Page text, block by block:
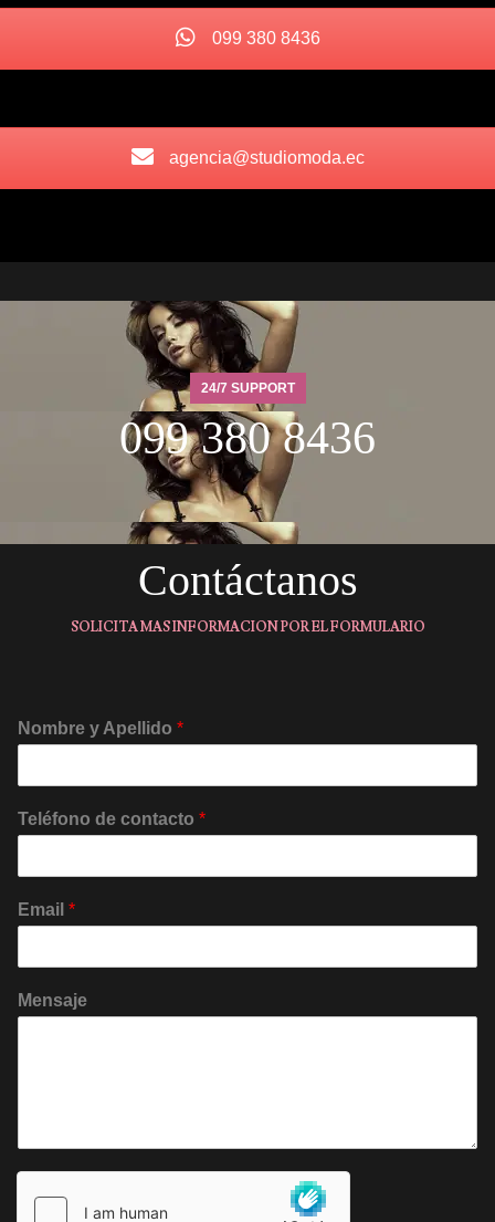
099 380 8436
agencia@studiomoda.ec
24/7 SUPPORT
099 380 8436
Contáctano
SOLICITA MAS INFORMACION POR EL FORMULARIO
Nombre y Apellido *
Teléfono de contacto *
Email *
Mensaje